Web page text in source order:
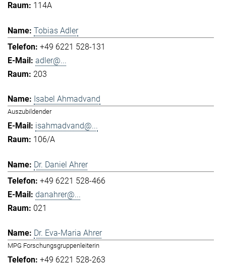
114A
Tobias Adler
+49 6221 528-131
adler@...
203
Isabel Ahmadvand
Auszubildender
isahmadvand@...
106/A
Dr. Daniel Ahrer
+49 6221 528-466
danahrer@...
021
Dr. Eva-Maria Ahrer
MPG Forschungsgruppenleiterin
+49 6221 528-263